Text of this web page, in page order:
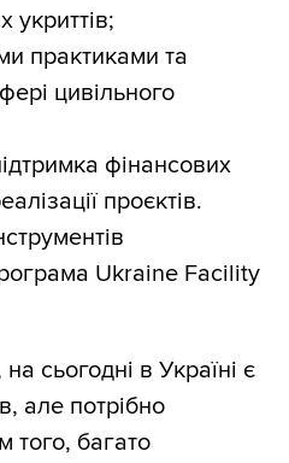
укриттів;
практиками та
цивільного
фінансових
проєктів.
Ukraine Facility
сьогодні в Україні є
але потрібно
того, багато